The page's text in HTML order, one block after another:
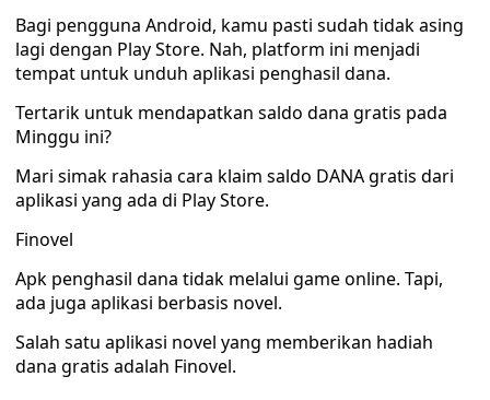
Bagi pengguna Android, kamu pasti sudah tidak asing
lagi dengan Play Store. Nah, platform ini menjadi
tempat untuk unduh aplikasi penghasil dana.
Tertarik untuk mendapatkan saldo dana gratis pada
Minggu ini?
Mari simak rahasia cara klaim saldo DANA gratis dari
aplikasi yang ada di Play Store.
Finovel
Apk penghasil dana tidak melalui game online. Tapi,
ada juga aplikasi berbasis novel.
Salah satu aplikasi novel yang memberikan hadiah
dana gratis adalah Finovel.